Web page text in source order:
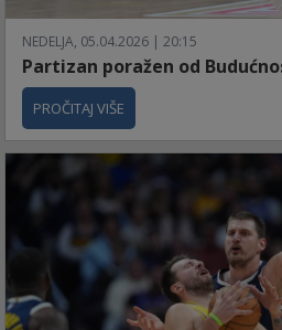
NEDELJA, 05.04.2026 | 20:15
Partizan poražen od
PROČITAJ VIŠE